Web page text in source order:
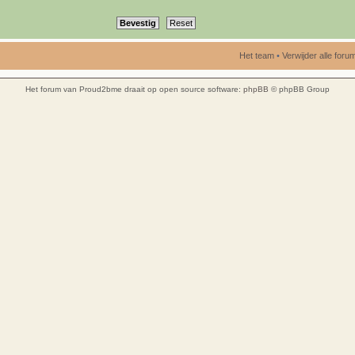
Het team• Verwijder alle
Het forum van Proud2bme draait op open source software: phpBB © phpBB Group